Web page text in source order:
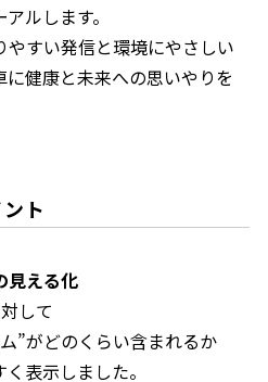
鰹節屋の
だしパック
ルします。
すい発信と環境にやさしい
健康と未来への思いやりを
ト
見える化
して
”がどのくらい含まれるか
表示しました。